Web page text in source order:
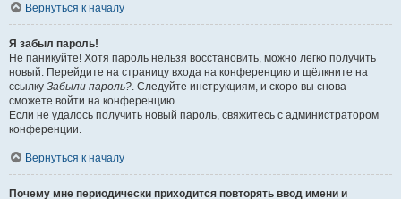
Вернуться к началу
Я забыл пароль!
Не паникуйте! Хотя пароль нельзя восстановить, можно легко получить
новый. Перейдите на страницу входа на конференцию и щёлкните на
ссылку Забыли пароль? . Следуйте инструкциям, и скоро вы снова
сможете войти на конференцию.
Если не удалось получить новый пароль, свяжитесь с администратором
конференции.
Вернуться к началу
Почему мне периодически приходится повторять ввод имени и